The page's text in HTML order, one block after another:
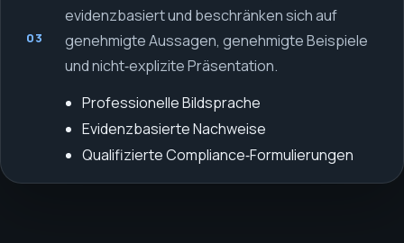
03
evidenzbasiert und beschränken sich auf
genehmigte Aussagen, genehmigte Beispiele
und nicht‑explizite Präsentation.
Professionelle Bildsprache
Evidenzbasierte Nachweise
Qualifizierte Compliance‑Formulierungen